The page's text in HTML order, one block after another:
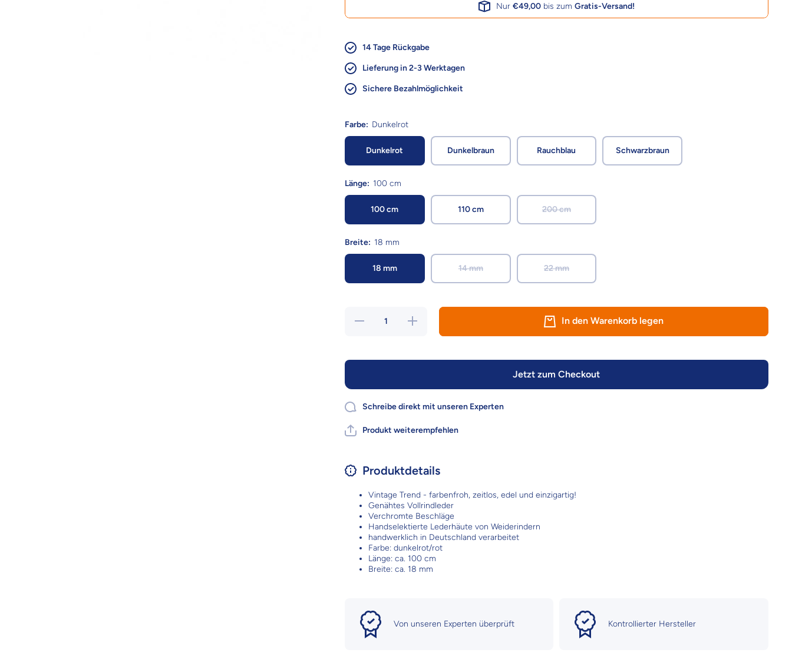
Nur €49,00bis zum Gratis-Versand!
14 Tage Rückgabe
Lieferung in 2-3 Werktagen
Sichere Bezahlmöglichkeit
Farbe: Dunkelrot
Dunkelrot Dunkelbraun Rauchblau Schwarzbraun
Länge: 100 cm
100 cm 110 cm 200 cm
Breite: 18 mm
18 mm 14 mm 22 mm
Verringere die
Erhöhe die
Karlie Vintage
In den Warenkorb legen
Jetzt zum Checkout
Schreibe direkt mit unseren Experten
Produkt weiterempfehlen
Produktdetails
Vintage Trend - farbenfroh, zeitlos, edel und einzigartig!
Genähtes Vollrindleder
Verchromte Beschläge
Handselektierte Lederhäute von Weiderindern
handwerklich in Deutschland verarbeitet
Farbe: dunkelrot/rot
Länge: ca. 100 cm
Breite: ca. 18 mm
Von unseren Experten überprüft Kontrollierter Hersteller